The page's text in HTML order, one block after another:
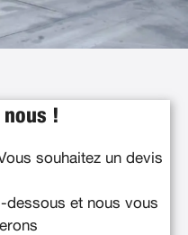
nous !
souhaitez un devis
dessous et nous vous